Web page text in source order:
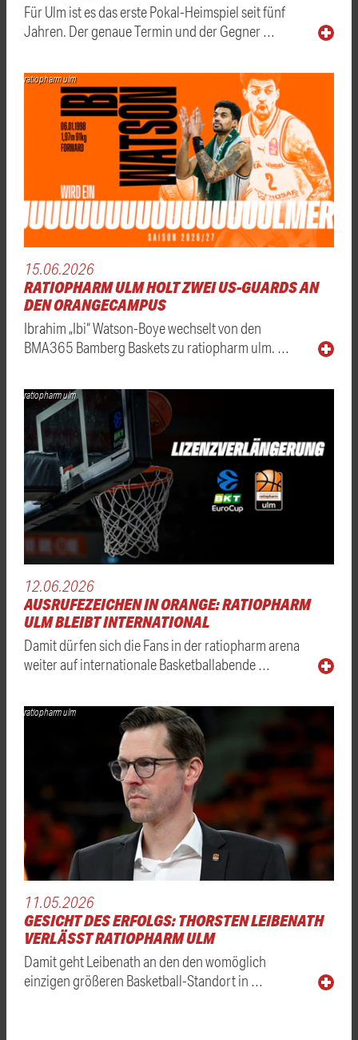
Für Ulm ist es das erste Pokal-Heimspiel seit fünf
Jahren. Der genaue Termin und der Gegner …
ratiopharm ulm
15.06.2026
RATIOPHARM ULM HOLT ZWEI US-GUARDS AN
DEN ORANGECAMPUS
Ibrahim „Ibi“ Watson-Boye wechselt von den
BMA365 Bamberg Baskets zu ratiopharm ulm. …
ratiopharm ulm
12.06.2026
AUSRUFEZEICHEN IN ORANGE: RATIOPHARM
ULM BLEIBT INTERNATIONAL
Damit dürfen sich die Fans in der ratiopharm arena
weiter auf internationale Basketballabende …
ratiopharm ulm
11.05.2026
GESICHT DES ERFOLGS: THORSTEN LEIBENATH
VERLÄSST RATIOPHARM ULM
Damit geht Leibenath an den den womöglich
einzigen größeren Basketball-Standort in …